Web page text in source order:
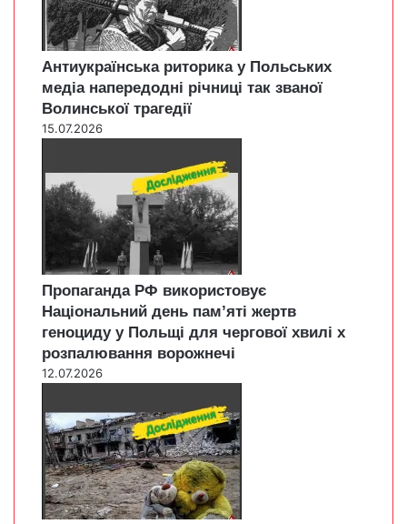
Антиукраїнська риторика у Польських
медіа напередодні річниці так званої
Волинської трагедії
15.07.2026
Пропаганда РФ використовує
Національний день пам’яті жертв
геноциду у Польщі для чергової хвилі х
розпалювання ворожнечі
12.07.2026